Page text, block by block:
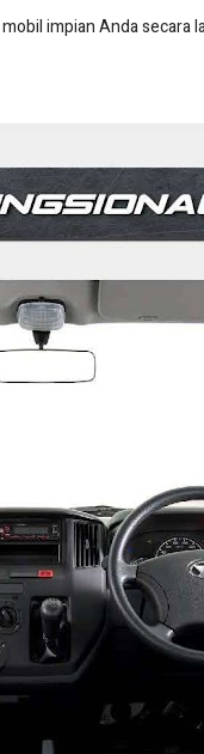
mobil impian Anda secara